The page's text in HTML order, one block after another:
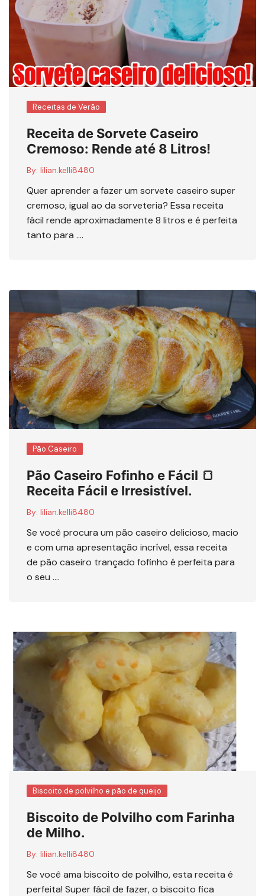
Receitas de Verão
Receita de Sorvete Caseiro
Cremoso: Rende até 8 Litros!
By: lilian.kelli8480
Quer aprender a fazer um sorvete caseiro super
cremoso, igual ao da sorveteria? Essa receita
fácil rende aproximadamente 8 litros e é perfeita
tanto para ….
Pão Caseiro
Pão Caseiro Fofinho e Fácil 🍞
Receita Fácil e Irresistível.
By: lilian.kelli8480
Se você procura um pão caseiro delicioso, macio
e com uma apresentação incrível, essa receita
de pão caseiro trançado fofinho é perfeita para
o seu ….
Biscoito de polvilho e pão de queijo
Biscoito de Polvilho com Farinha
de Milho.
By: lilian.kelli8480
Se você ama biscoito de polvilho, esta receita é
perfeita! Super fácil de fazer, o biscoito fica